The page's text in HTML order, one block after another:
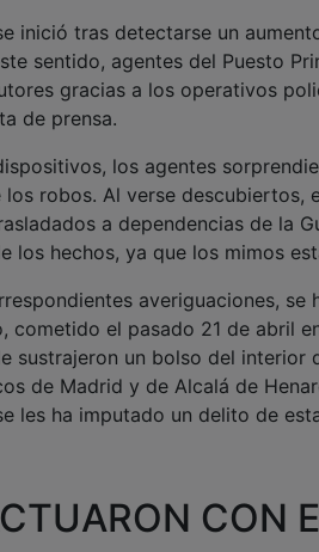
inició tras detectarse un
sentido, agentes del Puesto
gracias a los operativos
de prensa.
los agentes
robos. Al verse descubiertos,
a dependencias de la
los hechos, ya que los mimos
averiguaciones,
cometido el pasado 21 de abril
sustrajeron un bolso del
de Madrid y de Alcalá de
les ha imputado un delito de
CON